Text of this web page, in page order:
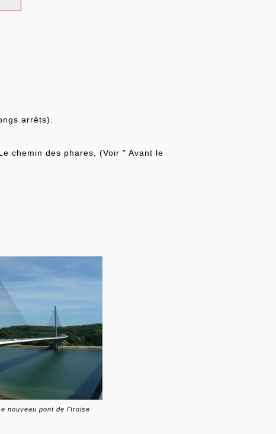
arrêts).
chemin des phares, (Voir " Avant le
nouveau pont de l'Iroise